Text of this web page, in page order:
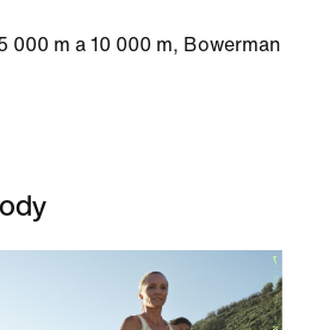
000 m a 10 000 m, Bowerman